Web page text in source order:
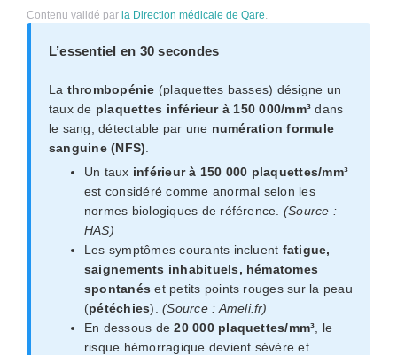
Contenu validé par la Direction médicale de Qare.
L’essentiel en 30 secondes
La thrombopénie (plaquettes basses) désigne un
taux de plaquettes inférieur à 150 000/mm³ dans
le sang, détectable par une numération formule
sanguine (NFS)
Un taux inférieur à 150 000 plaquettes/mm³
est considéré comme anormal selon les
normes biologiques de référence. (Source :
HAS)
Les symptômes courants incluent fatigue,
saignements inhabituels, hématomes
spontanés et petits points rouges sur la peau
(pétéchies).(Source : Ameli.fr)
En dessous de20 000 plaquettes/mm³ , le
risque hémorragique devient sévère et